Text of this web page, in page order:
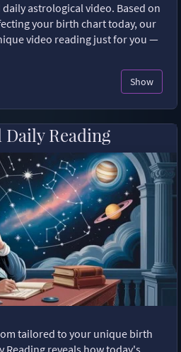
astrological video. Based on
your birth chart today, our
video reading just for you —
Show
Daily Reading
tailored to your unique birth